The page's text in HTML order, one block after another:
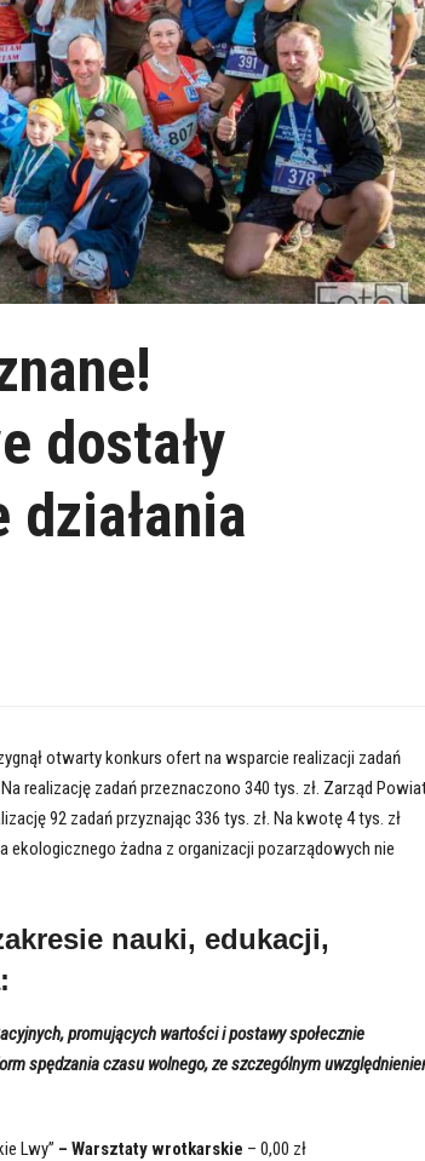
dostały
otwarty konkurs ofert na wsparcie realizacji zadań
realizację zadań przeznaczono 340 tys. zł. Zarząd
92 zadań przyznając 336 tys. zł. Na kwotę 4 tys. zł
żadna z organizacji pozarządowych nie
nauki, edukacji,
promujących wartości i postawy społecznie
spędzania czasu wolnego, ze szczególnym
Lwy” – Warsztaty wrotkarskie – 0,00 zł